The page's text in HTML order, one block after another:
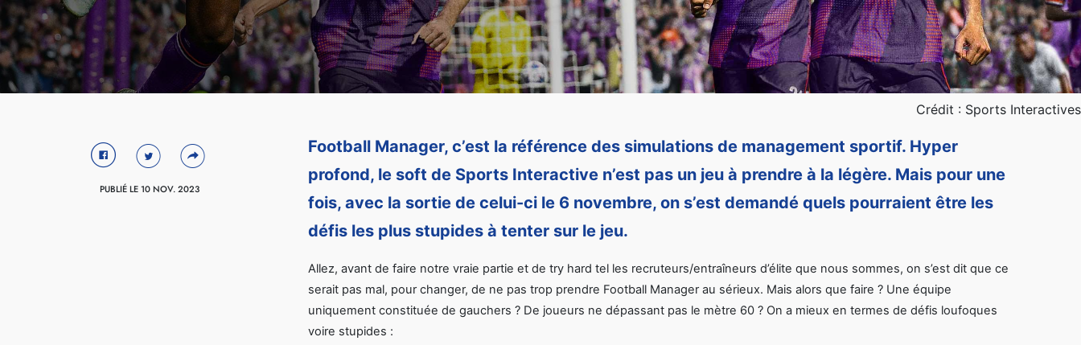
Crédit : Sports Interactives
PUBLIÉ LE 10 NOV. 2023
Football Manager, c’est la référence des simulations de management sportif. Hyper
profond, le soft de Sports Interactive n’est pas un jeu à prendre à la légère. Mais pour une
fois, avec la sortie de celui-ci le 6 novembre, on s’est demandé quels pourraient être les
défis les plus stupides à tenter sur le jeu.
Allez, avant de faire notre vraie partie et de try hard tel les recruteurs/entraîneurs d’élite que nous sommes, on s’est dit que ce
serait pas mal, pour changer, de ne pas trop prendre Football Manager au sérieux. Mais alors que faire ? Une équipe
uniquement constituée de gauchers ? De joueurs ne dépassant pas le mètre 60 ? On a mieux en termes de défis loufoques
voire stupides :